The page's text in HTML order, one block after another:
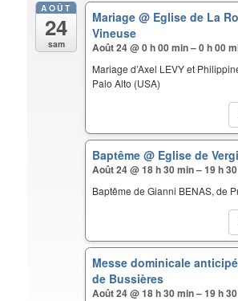
AOÛT
24
sam
Mariage @ Eglise de La
Vineuse
Août 24 @ 0 h 00 min – 0 h 00
Mariage d’Axel LEVY et
Palo Alto (USA)
Baptême @ Eglise de
Août 24 @ 18 h 30 min – 19 h
Baptême de Gianni BENAS, de
Messe dominicale
de Bussières
Août 24 @ 18 h 30 min – 19 h